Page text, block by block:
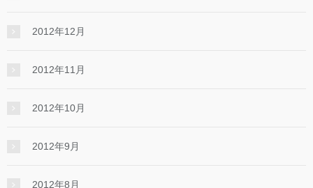
2012年12月
2012年11月
2012年10月
2012年9月
2012年8月